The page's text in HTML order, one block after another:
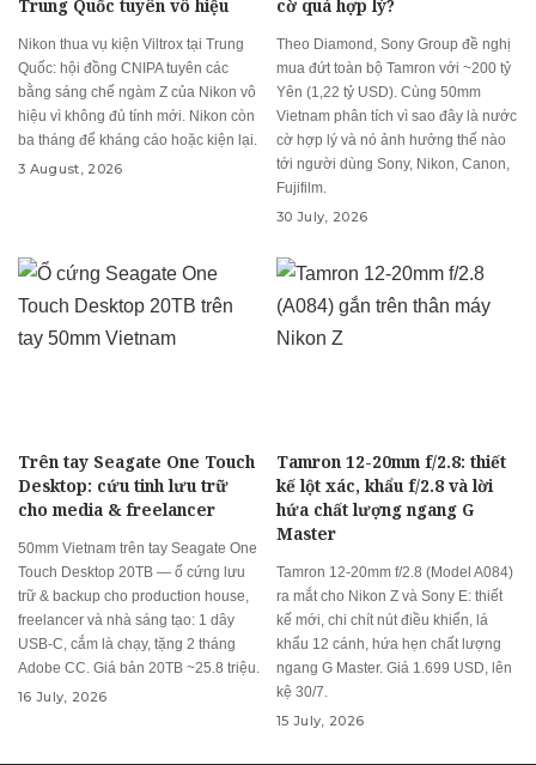
Trung Quốc tuyên vô hiệu
Nikon thua vụ kiện Viltrox tại Trung
Quốc: hội đồng CNIPA tuyên các
bằng sáng chế ngàm Z của Nikon vô
hiệu vì không đủ tính mới. Nikon còn
ba tháng để kháng cáo hoặc kiện lại.
3 August, 2026
cờ quá hợp lý?
Theo Diamond, Sony Group đề nghị
mua đứt toàn bộ Tamron với ~200 tỷ
Yên (1,22 tỷ USD). Cùng 50mm
Vietnam phân tích vì sao đây là nước
cờ hợp lý và nó ảnh hưởng thế nào
tới người dùng Sony, Nikon, Canon,
Fujifilm.
30 July, 2026
Trên tay Seagate One Touch
Desktop: cứu tinh lưu trữ
cho media & freelancer
50mm Vietnam trên tay Seagate One
Touch Desktop 20TB — ổ cứng lưu
trữ & backup cho production house,
freelancer và nhà sáng tạo: 1 dây
USB-C, cắm là chạy, tặng 2 tháng
Adobe CC. Giá bản 20TB ~25.8 triệu.
16 July, 2026
Tamron 12-20mm f/2.8: thiết
kế lột xác, khẩu f/2.8 và lời
hứa chất lượng ngang G
Master
Tamron 12-20mm f/2.8 (Model A084)
ra mắt cho Nikon Z và Sony E: thiết
kế mới, chi chít nút điều khiển, lá
khẩu 12 cánh, hứa hẹn chất lượng
ngang G Master. Giá 1.699 USD, lên
kệ 30/7.
15 July, 2026